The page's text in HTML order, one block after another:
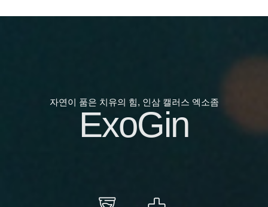
자연이 품은 치유의 힘, 인삼 캘러스 엑소좀
ExoGin